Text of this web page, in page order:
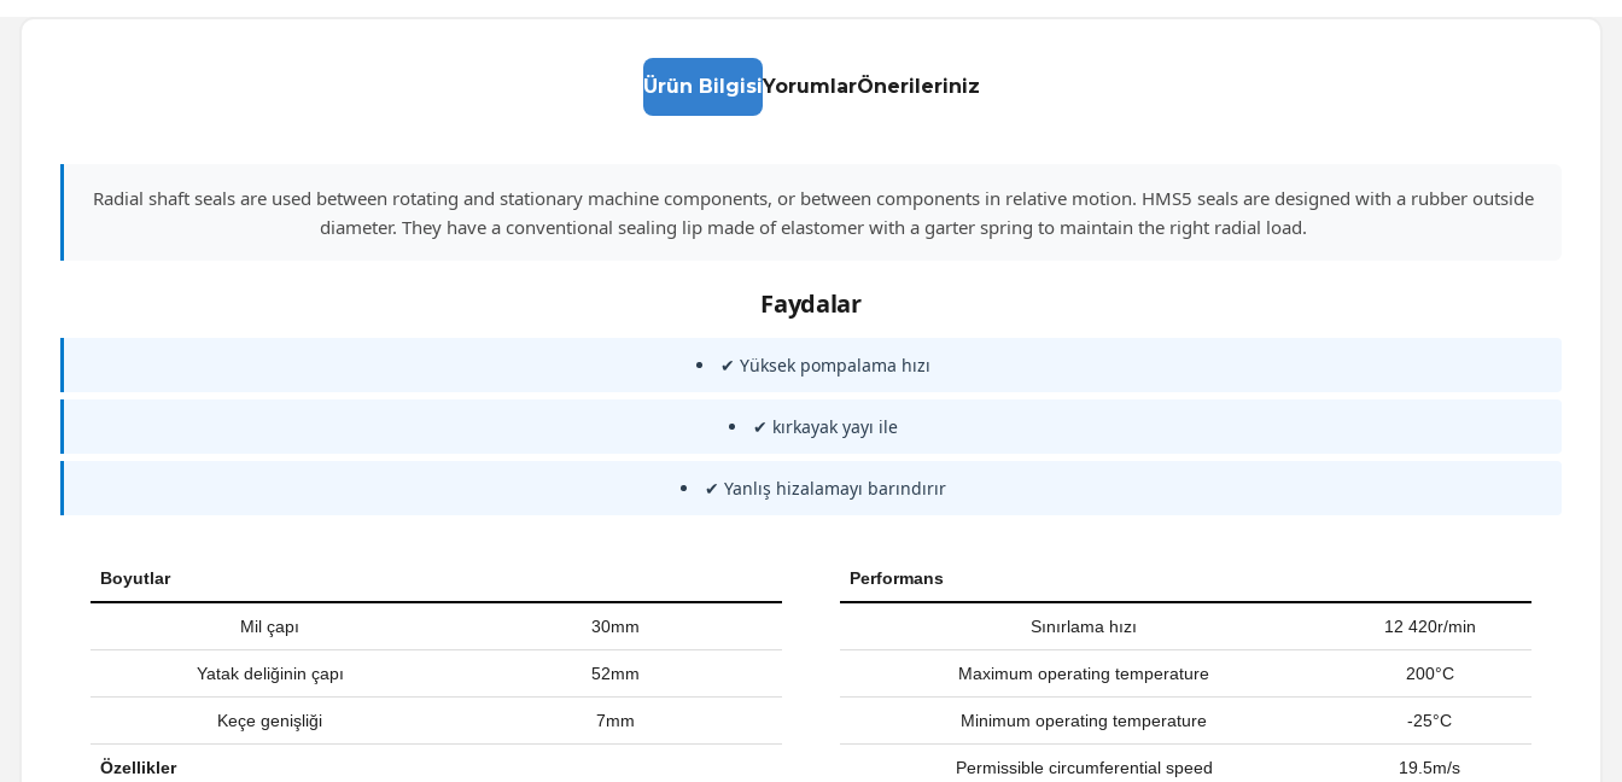
Ürün BilgisiYorumlarÖnerileriniz
Radial shaft seals are used between rotating and stationary machine components, or between components in relative motion. HMS5 seals are designed with a rubber outside
diameter. They have a conventional sealing lip made of elastomer with a garter spring to maintain the right radial load.
Faydalar
✔ Yüksek pompalama hızı
✔ kırkayak yayı ile
✔ Yanlış hizalamayı barındırır
Boyutlar
Mil çapı 30mm
Yatak deliğinin çapı 52mm
Keçe genişliği 7mm
Özellikler
Performans
Sınırlama hızı 12 420r/min
Maximum operating temperature 200°C
Minimum operating temperature -25°C
Permissible circumferential speed 19.5m/s